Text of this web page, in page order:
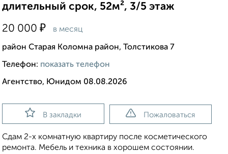
длительный срок, 52м², 3/5 этаж
20 000 ₽ в месяц
район Старая Коломна район, Толстикова 7
Телефон: показать телефон
Агентство, Юнидом 08.08.2026
В закладки Пожаловаться
Сдам 2-х комнатную квартиру после косметического
ремонта. Мебель и техника в хорошем состоянии.